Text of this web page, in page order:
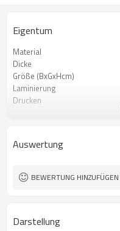
Eigentum
Material
Dicke
Größe (BxGxHcm)
Laminierung
Drucken
Auswertung
BEWERTUNG HINZUFÜGEN
Darstellung